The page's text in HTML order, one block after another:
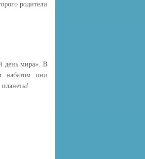
родители
день мира». В
набатом они